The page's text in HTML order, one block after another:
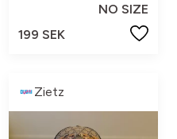
NO SIZE
199 SEK
Zietz